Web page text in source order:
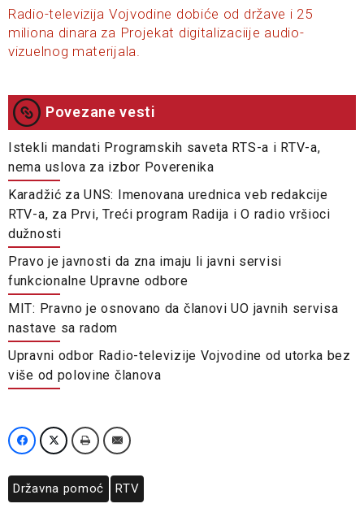
Radio-televizija Vojvodine dobiće od države i 25
miliona dinara za Projekat digitalizaciije audio-
vizuelnog materijala.
Povezane vesti
Istekli mandati Programskih saveta RTS-a i RTV-a,
nema uslova za izbor Poverenika
Karadžić za UNS: Imenovana urednica veb redakcije
RTV-a, za Prvi, Treći program Radija i O radio vršioci
dužnosti
Pravo je javnosti da zna imaju li javni servisi
funkcionalne Upravne odbore
MIT: Pravno je osnovano da članovi UO javnih servisa
nastave sa radom
Upravni odbor Radio-televizije Vojvodine od utorka bez
više od polovine članova
Državna pomoć RTV